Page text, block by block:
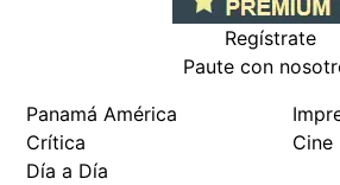
Regístrate
Paute con
Panamá América
Crítica
Día a Día
Cine